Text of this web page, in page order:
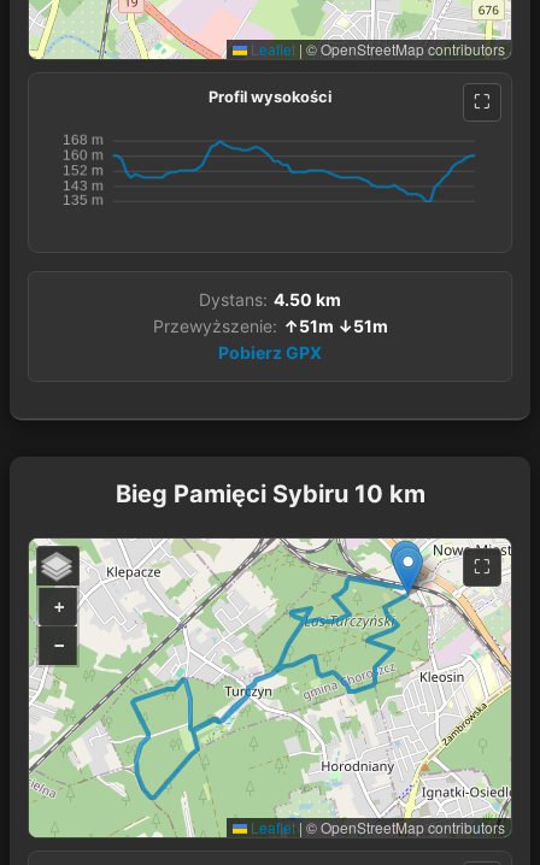
Leaflet | © OpenStreetMap contributors
Profil wysokości
Dystans: 4.50 km
Przewyższenie: ↑51m ↓51m
Pobierz GPX
Bieg Pamięci Sybiru 10 km
+
−
Leaflet | © OpenStreetMap contributors